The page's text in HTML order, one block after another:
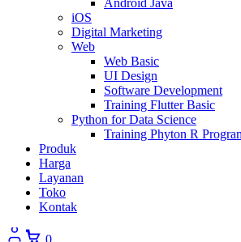
Android Java
iOS
Digital Marketing
Web
Web Basic
UI Design
Software Development
Training Flutter Basic
Python for Data Science
Training Phyton R
Produk
Harga
Layanan
Toko
Kontak
0